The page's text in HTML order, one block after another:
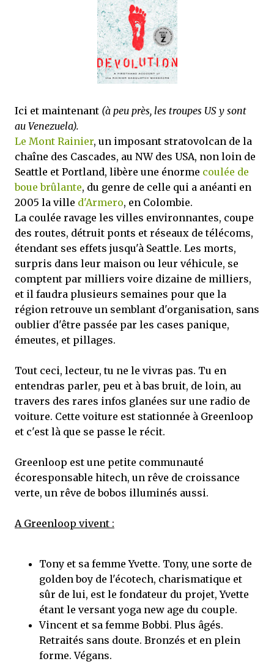
que Thomas connaissait et appréciait Olivier. Marlowe découvre une ville qu’il
ne connaissait pas, habitée par la méfiance, la peur et le rigorisme de la Ligue,
une ville pleine de mystères et de vieilles rancœurs. La Dame d...
Ici et maintenant (à peu près, les troupes US y sont
au Venezuela).
Le Mont Rainier, un imposant stratovolcan de la
chaîne des Cascades, au NW des USA, non loin de
Seattle et Portland, libère une énorme coulée de
boue brûlante, du genre de celle qui a anéanti en
2005 la ville d'Armero, en Colombie.
La coulée ravage les villes environnantes, coupe
des routes, détruit ponts et réseaux de télécoms,
étendant ses effets jusqu'à Seattle. Les morts,
surpris dans leur maison ou leur véhicule, se
comptent par milliers voire dizaine de milliers,
et il faudra plusieurs semaines pour que la
région retrouve un semblant d'organisation, sans
oublier d'être passée par les cases panique,
émeutes, et pillages.
Tout ceci, lecteur, tu ne le vivras pas. Tu en
entendras parler, peu et à bas bruit, de loin, au
travers des rares infos glanées sur une radio de
voiture. Cette voiture est stationnée à Greenloop
et c'est là que se passe le récit.
Greenloop est une petite communauté
écoresponsable hitech, un rêve de croissance
verte, un rêve de bobos illuminés aussi.
A Greenloop vivent :
Tony et sa femme Yvette. Tony, une sorte de
golden boy de l'écotech, charismatique et
sûr de lui, est le fondateur du projet, Yvette
étant le versant yoga new age du couple.
Vincent et sa femme Bobbi. Plus âgés.
Retraités sans doute. Bronzés et en plein
forme. Végans.